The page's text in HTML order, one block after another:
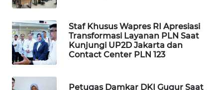
Staf Khusus Wapres RI Apresiasi
Transformasi Layanan PLN Saat
Kunjungi UP2D Jakarta dan
Contact Center PLN 123
Petugas Damkar DKI Gugur Saat
LISTRIK
WAHANA
TRAVEL
TV